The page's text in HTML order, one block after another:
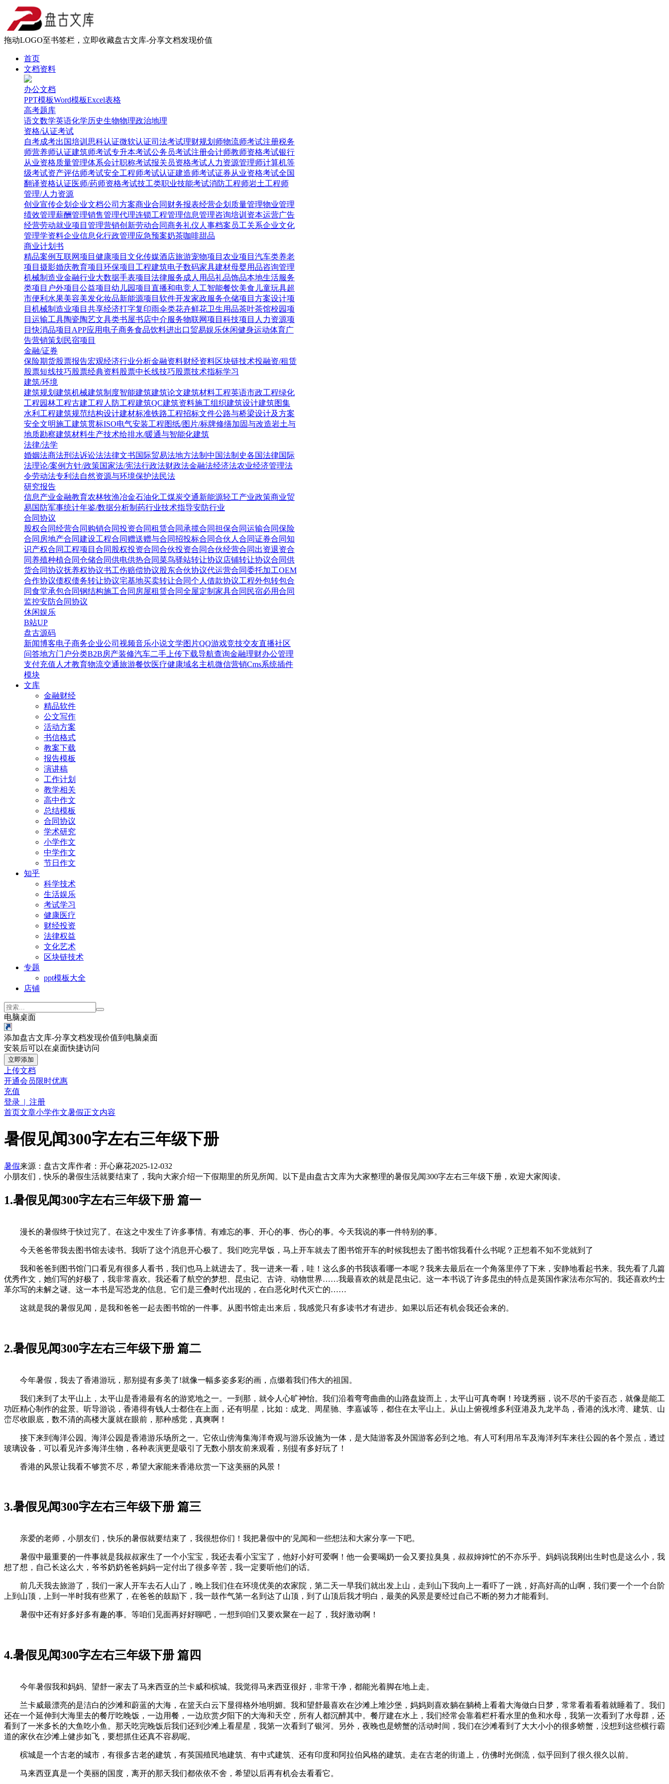
拖动LOGO至书签栏，立即收藏盘古文库-分享文档发现价值
首页
文档资料
办公文档
PPT模板Word模板Excel表格
高考题库
语文数学英语化学历史生物物理政治地理
资格/认证考试
自考成考出国培训 思科认证微软认证司法考试理财规划师物流师考试注册税务
师营养师认证建筑师考试专升本考试公务员考试注册会计师教师资格考试银行
从业资格质量管理体系会计职称考试报关员资格考试人力资源管理师计算机等
级考试资产评估师考试安全工程师考试认证建造师考试证券从业资格考试全国
翻译资格认证医师/药师资格考试技工类职业技能考试消防工程师岩土工程师
管理/人力资源
创业宣传企划 企业文档公司方案商业合同 财务报表经营企划 质量管理物业管理
绩效管理薪酬管理销售管理代理连锁工程管理信息管理咨询培训 资本运营广告
经营劳动就业项目管理营销创新劳动合同商务礼仪 人事档案 员工关系企业文化
管理学资料企业信息化行政管理应急预案奶茶咖啡甜品
商业计划书
精品案例互联网项目 健康项目 文化传媒酒店旅游宠物项目 农业项目 汽车类养老
项目 摄影婚庆教育项目 环保项目 工程建筑电子数码家具建材母婴用品咨询管理
机械制造业金融行业大数据手表项目 法律服务成人用品礼品饰品本地生活服务
类项目 户外项目 公益项目 幼儿园项目 直播和电竞人工智能餐饮美食 儿童玩具超
市便利水果美容美发化妆品新能源项目 软件开发家政服务仓储项目 方案设计项
目 机械制造业项目 共享经济打字复印雨伞类花卉鲜花卫生用品茶叶茶馆校园项
目 运输工具陶瓷陶艺文具类书屋书店中介服务物联网项目 科技项目 人力资源项
目快消品项目 APP应用 电子商务食品饮料进出口贸易娱乐休闲健身运动体育广
告营销策划 民宿项目
金融/证券
保险期货股票报告宏观经济行业分析金融资料财经资料区块链技术投融资/租赁
股票短线技巧股票经典资料股票中长线技巧股票技术指标学习
建筑/环境
建筑规划 建筑机械建筑制度智能建筑建筑论文建筑材料工程英语市政工程绿化
工程园林工程古建工程 人防工程建筑QC建筑资料施工组织建筑设计建筑图集
水利工程建筑规范结构设计建材标准铁路工程招标文件公路与桥梁设计及方案
安全文明施工建筑贯标ISO电气安装工程图纸/图片/标牌修缮加固与改造岩土与
地质勘察建筑材料生产技术给排水/暖通与智能化建筑
法律/法学
婚姻法商法刑法诉讼法法律文书国际贸易法地方法制 中国法制史各国法律国际
法理论/案例方针/政策国家法/宪法行政法财政法金融法经济法农业经济管理法
令劳动法专利法自然资源与环境保护法民法
研究报告
信息产业金融教育农林牧渔冶金石油化工煤炭交通新能源轻工产业政策商业贸
易国防军事统计年鉴/数据分析制药行业技术指导安防行业
合同协议
股权合同经营合同 购销合同投资合同租赁合同 承揽合同担保合同运输合同保险
合同 房地产合同建设工程合同 赠送赠与合同招投标合同合伙人合同证券合同知
识产权合同 工程项目合同 股权投资合同合伙投资合同合伙经营合同 出资退资合
同 养殖种植合同仓储合同供电供热合同菜鸟驿站转让协议店铺转让协议合同供
货合同协议抚养权协议书工伤赔偿协议股东合伙协议代运营合同委托加工OEM
合作协议债权债务转让协议宅基地买卖转让合同个人借款协议工程外包转包合
同食堂承包合同钢结构施工合同 房屋租赁合同全屋定制家具合同 民宿必用合同
监控安防合同协议
休闲娱乐
B站UP
盘古源码
新闻博客电子商务企业公司 视频音乐小说文学图片QQ游戏竞技交友直播社区
问答地方门户分类B2B房产装修汽车二手 上传下载导航查询金融理财办公管理
支付充值 人才教育物流交通旅游餐饮医疗健康域名主机微信营销Cms系统插件
模块
文库
金融财经
精品软件
公文写作
活动方案
书信格式
教案下载
报告模板
演讲稿
工作计划
教学相关
高中作文
总结模板
合同协议
学术研究
小学作文
中学作文
节日作文
知乎
科学技术
生活娱乐
考试学习
健康医疗
财经投资
法律权益
文化艺术
区块链技术
专题
ppt模板大全
店铺
电脑桌面
添加盘古文库-分享文档发现价值到电脑桌面
安装后可以在桌面快捷访问
立即添加
上传文档
开通会员限时优惠
充值
登录 | 注册
首页文章小学作文暑假正文内容
暑假见闻300字左右三年级下册
暑假来源：盘古文库作者：开心麻花2025-12-032
小朋友们，快乐的暑假生活就要结束了，我向大家介绍一下假期里的所见所闻。以下是由盘古文库为大家整理的暑假见闻300字左右三年级下册，欢迎大家阅读。
1.暑假见闻300字左右三年级下册 篇一
漫长的暑假终于快过完了。在这之中发生了许多事情。有难忘的事、开心的事、伤心的事。今天我说的事一件特别的事。
今天爸爸带我去图书馆去读书。我听了这个消息开心极了。我们吃完早饭，马上开车就去了图书馆开车的时候我想去了图书馆我看什么书呢？正想着不知不觉就到了
我和爸爸到图书馆门口看见有很多人看书，我们也马上就进去了。我一进来一看，哇！这么多的书我该看哪一本呢？我来去最后在一个角落里停了下来，安静地看起书来。我先看了几篇
优秀作文，她们写的好极了，我非常喜欢。我还看了航空的梦想、昆虫记、古诗、动物世界……我最喜欢的就是昆虫记。这一本书说了许多昆虫的特点是英国作家法布尔写的。我还喜欢约士
革尔写的未解之谜。这一本书是写恐龙的信息。它们是三叠时代出现的，在白恶化时代灭亡的……
这就是我的暑假见闻，是我和爸爸一起去图书馆的一件事。从图书馆走出来后，我感觉只有多读书才有进步。如果以后还有机会我还会来的。
2.暑假见闻300字左右三年级下册 篇二
今年暑假，我去了香港游玩，那别提有多美了!就像一幅多姿多彩的画，点缀着我们伟大的祖国。
我们来到了太平山上，太平山是香港最有名的游览地之一。一到那，就令人心旷神怡。我们沿着弯弯曲曲的山路盘旋而上，太平山可真奇啊！玲珑秀丽，说不尽的千姿百态，就像是能工
功匠精心制作的盆景。听导游说，香港得有钱人士都住在上面，还有明星，比如：成龙、周星驰、李嘉诚等，都住在太平山上。从山上俯视维多利亚港及九龙半岛，香港的浅水湾、建筑、山
峦尽收眼底，数不清的高楼大厦就在眼前，那种感觉，真爽啊！
接下来到海洋公园。海洋公园是香港游乐场所之一。它依山傍海集海洋奇观与游乐设施为一体，是大陆游客及外国游客必到之地。有人可利用吊车及海洋列车来往公园的各个景点，透过
玻璃设备，可以看见许多海洋生物，各种表演更是吸引了无数小朋友前来观看，别提有多好玩了！
香港的风景让我看不够赏不尽，希望大家能来香港欣赏一下这美丽的风景！
3.暑假见闻300字左右三年级下册 篇三
亲爱的老师，小朋友们，快乐的暑假就要结束了，我很想你们！我把暑假中的'见闻和一些想法和大家分享一下吧。
暑假中最重要的一件事就是我叔叔家生了一个小宝宝，我还去看小宝宝了，他好小好可爱啊！他一会要喝奶一会又要拉臭臭，叔叔婶婶忙的不亦乐乎。妈妈说我刚出生时也是这么小，我
想了想，自己长这么大，爷爷奶奶爸爸妈妈一定付出了很多辛苦，我一定要听他们的话。
前几天我去旅游了，我们一家人开车去石人山了，晚上我们住在环境优美的农家院，第二天一早我们就出发上山，走到山下我向上一看吓了一跳，好高好高的山啊，我们要一个一个台阶
上到山顶，上到一半时我有些累了，在爸爸的鼓励下，我一鼓作气第一名到达了山顶，到了山顶后我才明白，最美的风景是要经过自己不断的努力才能看到。
暑假中还有好多好多有趣的事。等咱们见面再好好聊吧，一想到咱们又要欢聚在一起了，我好激动啊！
4.暑假见闻300字左右三年级下册 篇四
今年暑假我和妈妈、望舒一家去了马来西亚的兰卡威和槟城。我觉得马来西亚很好，非常干净，都能光着脚在地上走。
兰卡威最漂亮的是洁白的沙滩和蔚蓝的大海，在篮天白云下显得格外地明媚。我和望舒最喜欢在沙滩上堆沙堡，妈妈则喜欢躺在躺椅上看着大海做白日梦，常常看着看着就睡着了。我们
还在一个延伸到大海里去的餐厅吃晚饭，一边用餐，一边欣赏夕阳下的大海和天空，所有人都沉醉其中。餐厅建在水上，我们经常会靠着栏杆看水里的鱼和水母，我第一次看到了水母群，还
看到了一米多长的大鱼吃小鱼。那天吃完晚饭后我们还到沙滩上看星星，我第一次看到了银河。另外，夜晚也是螃蟹的活动时间，我们在沙滩看到了大大小小的很多螃蟹，没想到这些横行霸
道的家伙在沙滩上健步如飞，要想抓住还真不容易呢。
槟城是一个古老的城市，有很多古老的建筑，有英国殖民地建筑、有中式建筑、还有印度和阿拉伯风格的建筑。走在古老的街道上，仿佛时光倒流，似乎回到了很久很久以前。
马来西亚真是一个美丽的国度，离开的那天我们都依依不舍，希望以后再有机会去看看它。